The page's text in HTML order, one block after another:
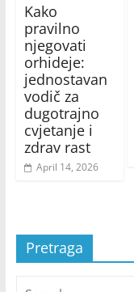
Kako
pravilno
njegovati
orhideje:
jednostavan
vodič za
dugotrajno
cvjetanje i
zdrav rast
April 14, 2026
Pretraga